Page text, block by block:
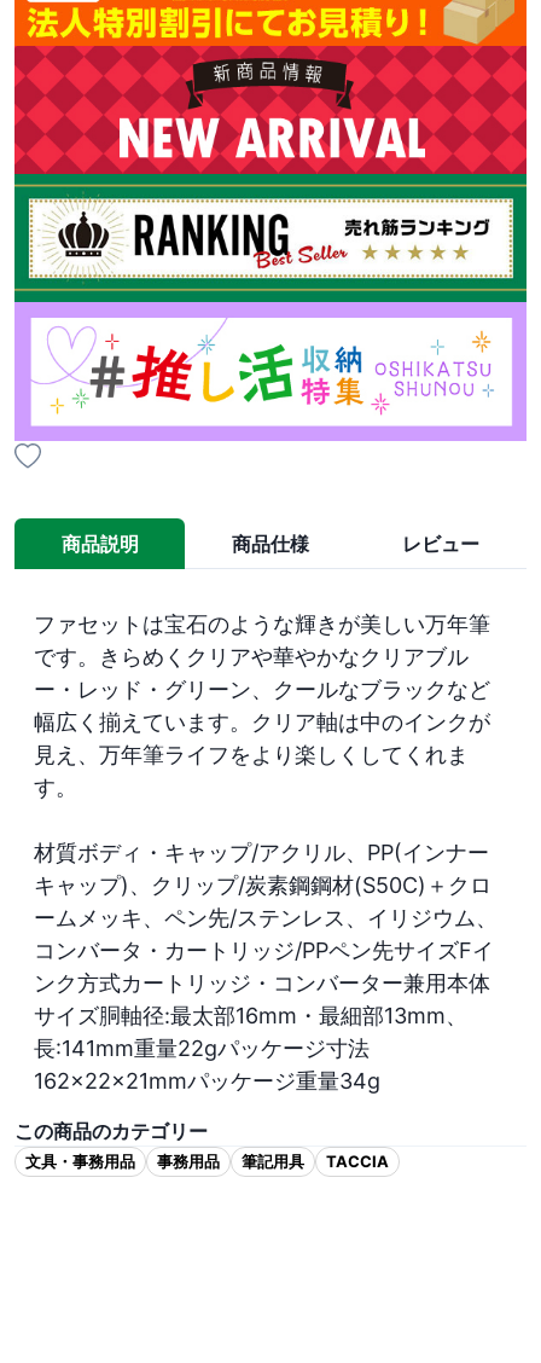
商品説明 商品仕様 レビュー
ファセットは宝石のような輝きが美しい万年筆
です。きらめくクリアや華やかなクリアブル
ー・レッド・グリーン、クールなブラックなど
幅広く揃えています。クリア軸は中のインクが
見え、万年筆ライフをより楽しくしてくれま
す。
材質ボディ・キャップ/アクリル、PP(インナー
キャップ)、クリップ/炭素鋼鋼材(S50C)＋クロ
ームメッキ、ペン先/ステンレス、イリジウム、
コンバータ・カートリッジ/PPペン先サイズFイ
ンク方式カートリッジ・コンバーター兼用本体
サイズ胴軸径:最太部16mm・最細部13mm、
長:141mm重量22gパッケージ寸法
162×22×21mmパッケージ重量34g
この商品のカテゴリー
文具・事務用品 事務用品 筆記用具 TACCIA